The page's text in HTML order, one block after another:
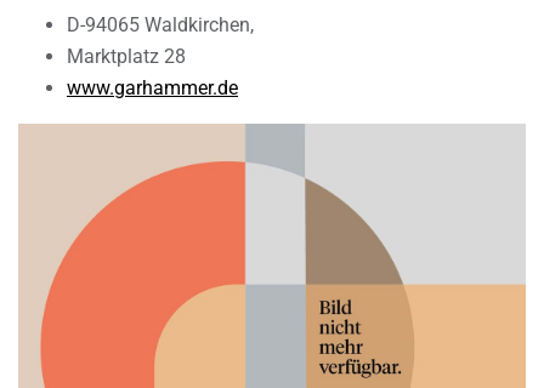
D-94065 Waldkirchen,
Marktplatz 28
www.garhammer.de